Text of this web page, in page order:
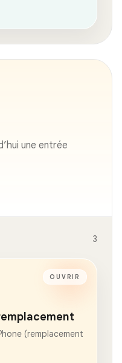
une entrée
3
OUVRIR
(remplacement